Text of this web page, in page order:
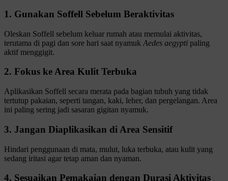
1. Gunakan Soffell Sebelum Beraktivitas
Oleskan Soffell sebelum keluar rumah atau memulai aktivitas,
terutama di pagi dan sore hari saat nyamuk Aedes aegypti paling
aktif menggigit.
2. Fokus ke Area Kulit Terbuka
Aplikasikan Soffell secara merata pada bagian tubuh yang tidak
tertutup pakaian, seperti tangan, kaki, leher, dan pergelangan. Area
ini paling sering jadi sasaran gigitan nyamuk.
3. Jangan Diaplikasikan di Area Sensitif
Hindari penggunaan di mata, mulut, luka terbuka, atau kulit yang
sedang iritasi agar tetap aman dan nyaman.
4. Sesuaikan Pemakaian dengan Durasi Aktivitas